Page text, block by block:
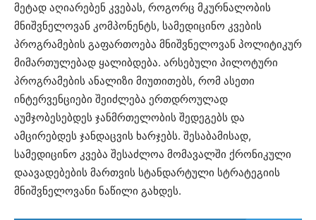
მეტად აღიარებენ კვებას, როგორც მკურნალობის
მნიშვნელოვან კომპონენტს, სამედიცინო კვების
პროგრამების გაფართოება მნიშვნელოვან პოლიტიკურ
მიმართულებად ყალიბდება. არსებული პილოტური
პროგრამების ანალიზი მიუთითებს, რომ ასეთი
ინტერვენციები შეიძლება ერთდროულად
აუმჯობესებდეს ჯანმრთელობის შედეგებს და
ამცირებდეს ჯანდაცვის ხარჯებს. შესაბამისად,
სამედიცინო კვება შესაძლოა მომავალში ქრონიკული
დაავადებების მართვის სტანდარტული სტრატეგიის
მნიშვნელოვანი ნაწილი გახდეს.